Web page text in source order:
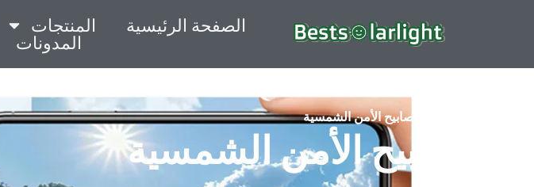
الصفحة الرئيسية المنتجات
المدونات
مصابيح الأمن الشمسية
مصابيح الأمن الشمسية